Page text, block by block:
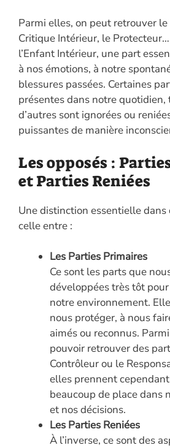
Parmi elles, on peut retrouver
Critique Intérieur, le
l’Enfant Intérieur, une part
à nos émotions, à notre
blessures passées. Certaines
présentes dans notre quotidien,
d’autres sont ignorées ou
puissantes de manière
Les opposés :
et Parties Reniées
Une distinction essentielle
celle entre :
Les Parties Primaires
Ce sont les parts que
développées très tôt
notre environnement.
nous protéger, à nous
aimés ou reconnus.
pouvoir retrouver des
Contrôleur ou le
elles prennent
beaucoup de place dans
et nos décisions.
Les Parties Reniées
À l’inverse, ce sont des